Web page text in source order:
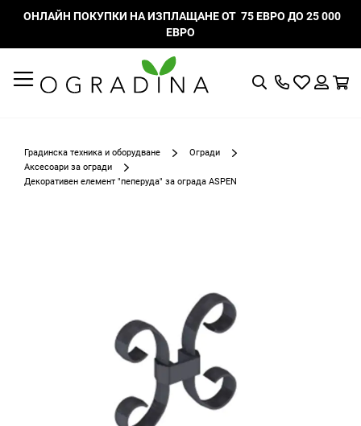
ОНЛАЙН ПОКУПКИ НА ИЗПЛАЩАНЕ ОТ 75 ЕВРО ДО 25 000
ЕВРО
ТърсенеМоят
Градинска техника и оборудване
Огради
Аксесоари за огради
Декоративен елемент "пеперуда" за ограда ASPEN